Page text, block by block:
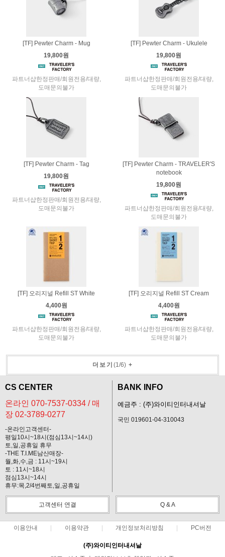
[TF] Pewter Charm - Mug
19,800원
파트너샵한정판매/회원전용/대량,
도매문의불가
[TF] Pewter Charm - Ukulele
19,800원
파트너샵한정판매/회원전용/대량,
도매문의불가
[TF] Pewter Charm - Tag
19,800원
파트너샵한정판매/회원전용/대량,
도매문의불가
[TF] Pewter Charm - TRAVELER'S
notebook
19,800원
파트너샵한정판매/회원전용/대량,
도매문의불가
[TF] 오리지널 Refill ST White
4,400원
파트너샵한정판매/회원전용/대량,
도매문의불가
[TF] 오리지널 Refill ST Cream
4,400원
파트너샵한정판매/회원전용/대량,
도매문의불가
더보기 (1 /6)+
CS CENTER
온라인 070-7537-0334 / 매
장 02-3789-0277
-온라인고객센터-
평일10시~18시(점심13시~14시)
토,일,공휴일 휴무
-THE T.I.ME남산매장-
월,화,수,금 : 11시~19시
토 : 11시~18시
점심13시~14시
휴무:목,2/4번째토,일,공휴일
BANK INFO
예금주 : (주)와이티인터내셔날
국민 019601-04-310043
고객센터 연결 Q & A
이용안내 이용약관 개인정보처리방침 PC버전
(주)와이티인터내셔날